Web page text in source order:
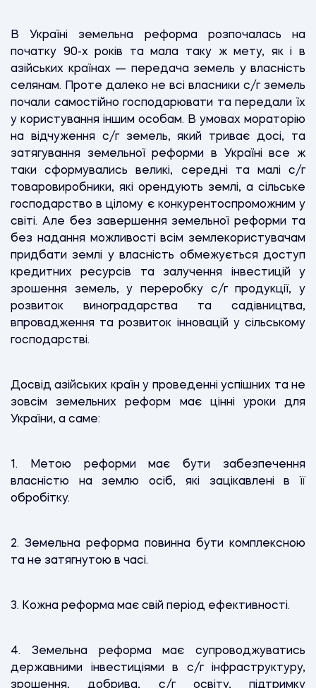
В Україні земельна реформа розпочалась на
початку 90-х років та мала таку ж мету, як і в
азійських країнах — передача земель у власність
селянам. Проте далеко не всі власники с/г земель
почали самостійно господарювати та передали їх
у користування іншим особам. В умовах мораторію
на відчуження с/г земель, який триває досі, та
затягування земельної реформи в Україні все ж
таки сформувались великі, середні та малі с/г
товаровиробники, які орендують землі, а сільське
господарство в цілому є конкурентоспроможним у
світі. Але без завершення земельної реформи та
без надання можливості всім землекористувачам
придбати землі у власність обмежується доступ
кредитних ресурсів та залучення інвестицій у
зрошення земель, у переробку с/г продукції, у
розвиток виноградарства та садівництва,
впровадження та розвиток інновацій у сільському
господарстві.
Досвід азійських країн у проведенні успішних та не
зовсім земельних реформ має цінні уроки для
України, а саме:
1. Метою реформи має бути забезпечення
власністю на землю осіб, які зацікавлені в її
обробітку.
2. Земельна реформа повинна бути комплексною
та не затягнутою в часі.
3. Кожна реформа має свій період ефективності.
4. Земельна реформа має супроводжуватись
державними інвестиціями в с/г інфраструктуру,
зрошення, добрива, с/г освіту, підтримку